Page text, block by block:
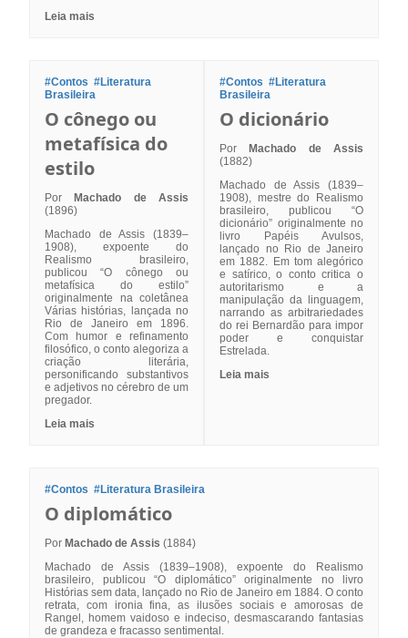
Leia mais
#Contos #Literatura
Brasileira
O cônego ou
metafísica do
estilo
Por
Machado de Assis
(1896)
Machado de Assis (1839–
1908), expoente do
Realismo brasileiro,
publicou “O cônego ou
metafísica do estilo”
originalmente na coletânea
Várias histórias, lançada no
Rio de Janeiro em 1896.
Com humor e refinamento
filosófico, o conto alegoriza a
criação literária,
personificando substantivos
e adjetivos no cérebro de um
pregador.
Leia mais
#Contos #Literatura
Brasileira
O dicionário
Por
Machado de Assis
(1882)
Machado de Assis (1839–
1908), mestre do Realismo
brasileiro, publicou “O
dicionário” originalmente no
livro Papéis Avulsos,
lançado no Rio de Janeiro
em 1882. Em tom alegórico
e satírico, o conto critica o
autoritarismo e a
manipulação da linguagem,
narrando as arbitrariedades
do rei Bernardão para impor
poder e conquistar
Estrelada.
Leia mais
#Contos #Literatura Brasileira
O diplomático
Por Machado de Assis (1884)
Machado de Assis (1839–1908), expoente do Realismo
brasileiro, publicou “O diplomático” originalmente no livro
Histórias sem data, lançado no Rio de Janeiro em 1884. O conto
retrata, com ironia fina, as ilusões sociais e amorosas de
Rangel, homem vaidoso e indeciso, desmascarando fantasias
de grandeza e fracasso sentimental.